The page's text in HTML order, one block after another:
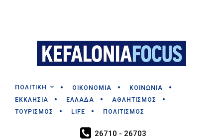
ΠΟΛΙΤΙΚΗ ΟΙΚΟΝΟΜΙΑ
ΚΟΙΝΩΝΙΑ
ΕΚΚΛΗΣΙΑ
ΕΛΛΑΔΑ
ΑΘΛΗΤΙΣΜΟΣ
ΤΟΥΡΙΣΜΟΣ
LIFE ΠΟΛΙΤΙΣΜΟΣ
26710 - 26703